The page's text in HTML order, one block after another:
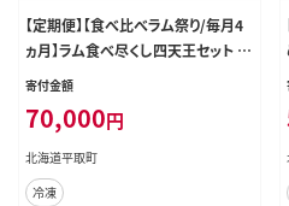
【定期便】【食べ比べラム祭り/毎月4
ヵ月】ラム食べ尽くし四天王セット B
RTI021
寄付金額
70,000円
北海道平取町
冷凍